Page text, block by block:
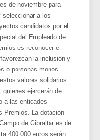
de noviembre para
seleccionar a los
candidatos por el
del Empleado de
es reconocer e
la inclusión y
o personas menos
valores solidarios
quienes ejercerán de
a las entidades
Premios. La dotación
de Gibraltar es de
400.000 euros serán